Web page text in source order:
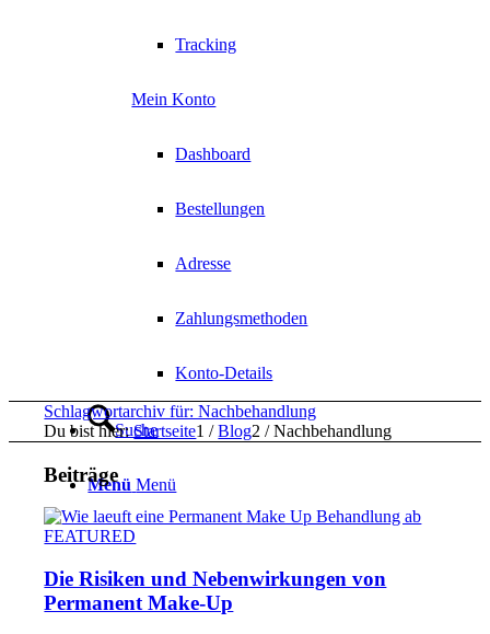
Tracking
Mein Konto
Dashboard
Bestellungen
Adresse
Zahlungsmethoden
Konto-Details
Suche
Menü Menü
Schlagwortarchiv für: Nachbehandlung
Du bist hier: Startseite1 / Blog2 / Nachbehandlung
Beiträge
Die Risiken und Nebenwirkungen von
Permanent Make-Up